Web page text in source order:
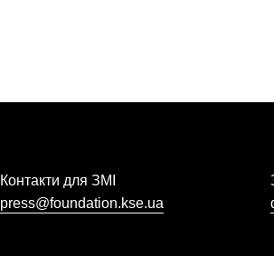
Контакти для ЗМІ
press@foundation.kse.ua